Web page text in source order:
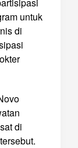
untuk
di
di